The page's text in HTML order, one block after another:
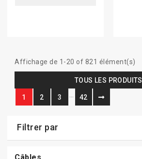
Affichage de 1-20 of 821 élément(s)
TOUS LES PRODUITS
1 2 3 42
Filtrer par